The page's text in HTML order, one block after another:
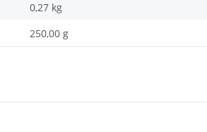
0,27 kg
250,00 g